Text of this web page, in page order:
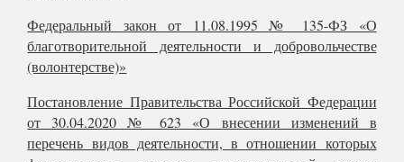
Федеральный закон от 11.08.1995 № 135-ФЗ «О
благотворительной деятельности и добровольчестве
(волонтерстве)»
Постановление Правительства Российской Федерации
от 30.04.2020 № 623 «О внесении изменений в
перечень видов деятельности, в отношении которых